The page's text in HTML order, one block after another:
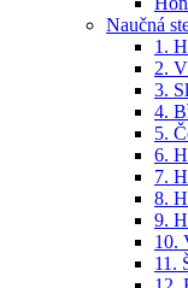
Naučná
1.
2.
3.
4.
5.
6.
7.
8.
9.
10.
11.